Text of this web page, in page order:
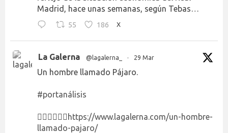
Madrid, hace unas semanas, según Tebas…
55 186 X
La Galerna @lagalerna_ · 29 Mar
Un hombre llamado Pájaro.
#portanálisis
👉🏻👉🏻👉🏻 https://www.lagalerna.com/un-hombre-
llamado-pajaro/